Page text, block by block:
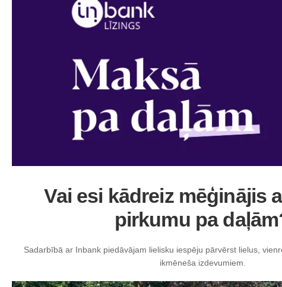
Vai esi kādreiz mēģinājis
pirkumu pa
Sadarbībā ar Inbank piedāvājam lielisku iespēju pārvērst lielus,
ikmēneša izdevumiem.